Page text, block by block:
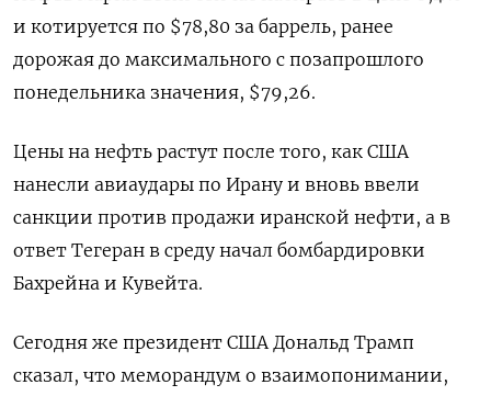
и котируется по $78,80 за баррель, ранее
дорожая до максимального с позапрошлого
понедельника ​значения, $79,26.
Цены на нефть растут после того, как США
нанесли авиаудары по Ирану и вновь ввели
санкции ‌против продажи иранской нефти, а в
ответ Тегеран в среду начал бомбардировки
Бахрейна и Кувейта.
Сегодня же президент США Дональд Трамп
сказал, что меморандум о взаимопонимании,